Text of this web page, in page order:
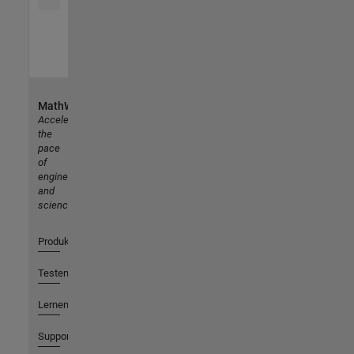
MathWorks
Accelerating
the
pace
of
engineering
and
science
Produkte
Testen oder Kaufen
Lernen
Support